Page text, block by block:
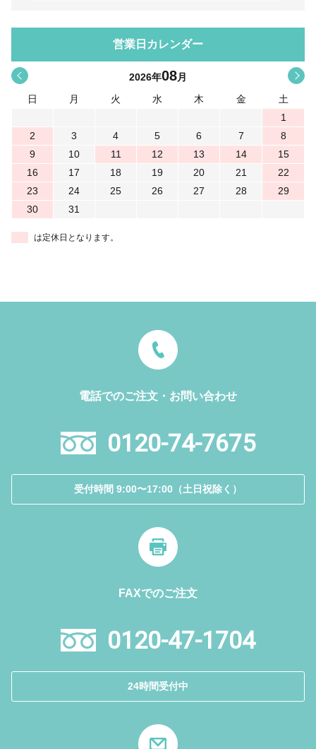
営業日カレンダー
< 2026年08月
日
月 火 水 木 金
土
1
2
3 4 5 6 7
8
9
10 11 12 13 14
15
16
17 18 19 20 21
22
23
24 25 26 27 28
29
30
31
は定休日となります。
電話でのご注文・お問い合わせ
0120-74-7675
受付時間 9:00〜17:00（土日祝除く）
FAXでのご注文
0120-47-1704
24時間受付中